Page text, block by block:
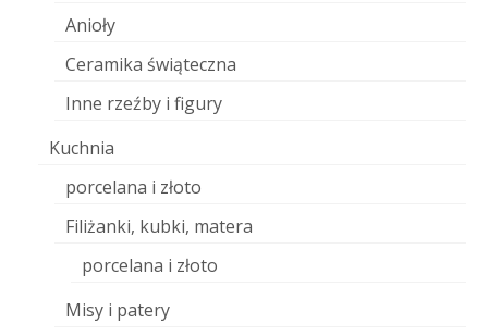
Anioły
Ceramika świąteczna
Inne rzeźby i figury
Kuchnia
porcelana i złoto
Filiżanki, kubki, matera
porcelana i złoto
Misy i patery